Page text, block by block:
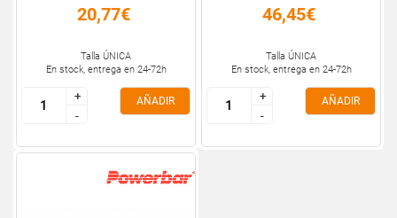
20,77€
Talla ÚNICA
En stock, entrega en 24-72h
+
-
+
-
AÑADIR
46,45€
Talla ÚNICA
En stock, entrega en 24-72h
+
-
+
-
AÑADIR